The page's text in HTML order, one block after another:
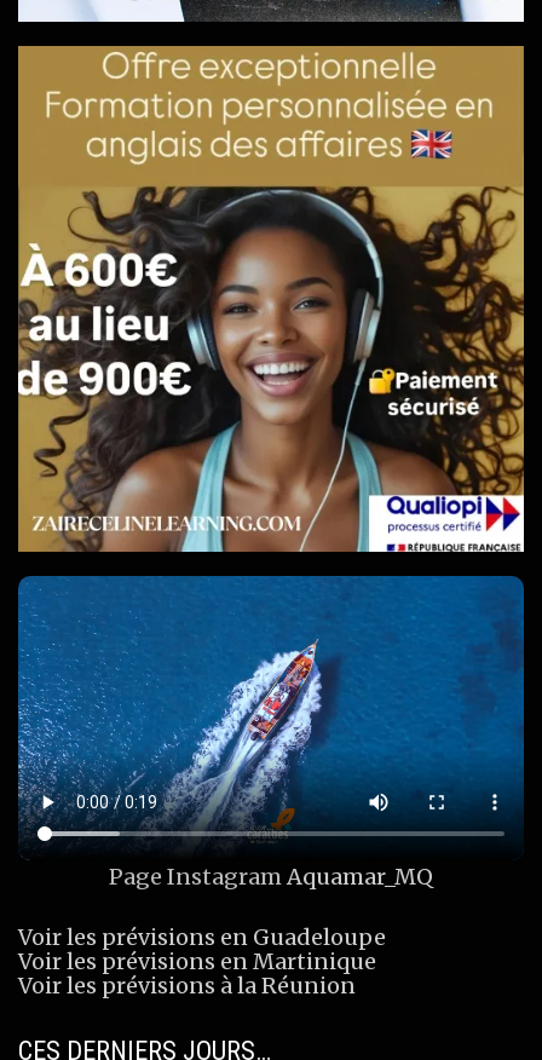
Page InstagramAquamar_MQ
Voir les prévisions en Guadeloupe
Voir les prévisions en Martinique
Voir les prévisions à la Réunion
CES DERNIERS JOURS…